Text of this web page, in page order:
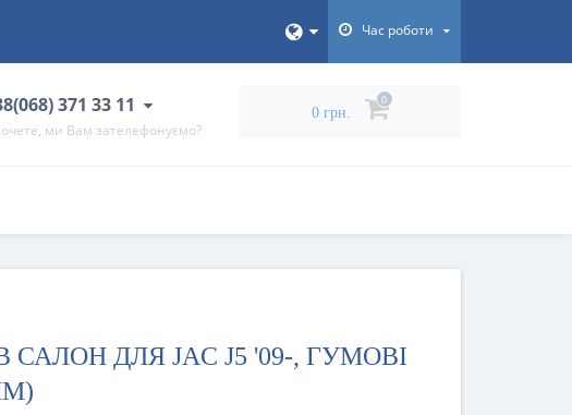
Час роботи
371 33 11
ми Вам зателефонуємо?
0 грн.
0
ДЛЯ JAC J5 '09-, ГУМОВІ